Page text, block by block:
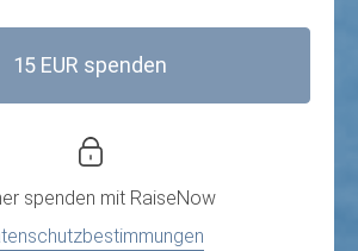
15 EUR spenden
spenden mit RaiseNow